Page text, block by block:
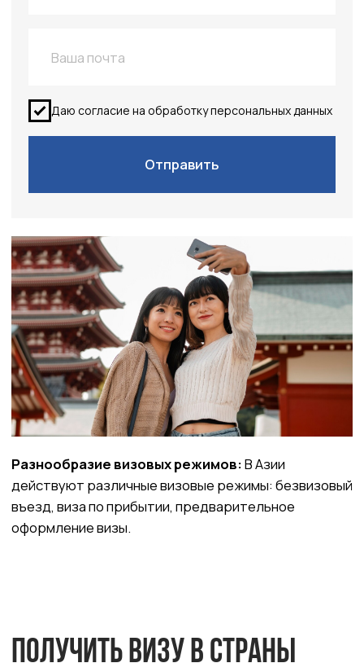
Разнообразие визовых режимов: В Азии
действуют различные визовые режимы: безвизовый
въезд, виза по прибытии, предварительное
оформление визы.
Получить визу в страны
Азии: профессиональная
поддержка
Планируете путешествие в Азию? Мы поможем вам
получить визу в страны Азии быстро и без лишних
хлопот. Наша компания специализируется на визовой
свой опыт для успешного оформления необходимых
документов.